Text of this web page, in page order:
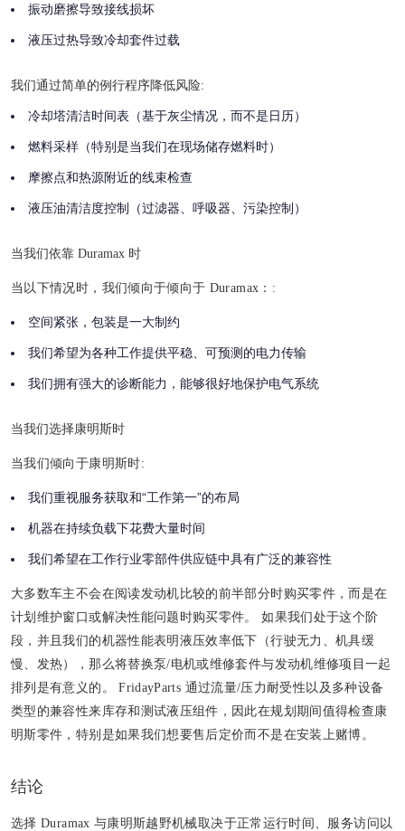
振动磨擦导致接线损坏
液压过热导致冷却套件过载
我们通过简单的例行程序降低风险:
冷却塔清洁时间表（基于灰尘情况，而不是日历）
燃料采样（特别是当我们在现场储存燃料时）
摩擦点和热源附近的线束检查
液压油清洁度控制（过滤器、呼吸器、污染控制）
当我们依靠 Duramax 时
当以下情况时，我们倾向于倾向于 Duramax：:
空间紧张，包装是一大制约
我们希望为各种工作提供平稳、可预测的电力传输
我们拥有强大的诊断能力，能够很好地保护电气系统
当我们选择康明斯时
当我们倾向于康明斯时:
我们重视服务获取和“工作第一”的布局
机器在持续负载下花费大量时间
我们希望在工作行业零部件供应链中具有广泛的兼容性
大多数车主不会在阅读发动机比较的前半部分时购买零件，而是在
计划维护窗口或解决性能问题时购买零件。 如果我们处于这个阶
段，并且我们的机器性能表明液压效率低下（行驶无力、机具缓
慢、发热），那么将替换泵/电机或维修套件与发动机维修项目一起
排列是有意义的。 FridayParts 通过流量/压力耐受性以及多种设备
类型的兼容性来库存和测试液压组件，因此在规划期间值得检查康
明斯零件，特别是如果我们想要售后定价而不是在安装上赌博。
结论
选择 Duramax 与康明斯越野机械取决于正常运行时间、服务访问以